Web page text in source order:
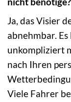
Ja, das Visier
abnehmbar.
unkompliziert
nach Ihren
Viele Fahrer